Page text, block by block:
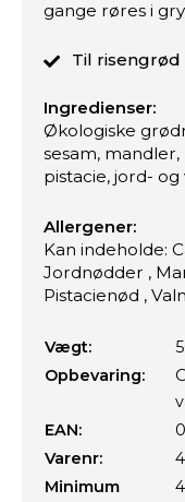
gange røres i
Til risengrød
Ingredienser:
Økologiske
sesam, mandler,
pistacie, jord-
Allergener:
Kan indeholde:
Jordnødder ,
Pistacienød ,
Vægt:
Opbevaring:
EAN:
Varenr:
Minimum